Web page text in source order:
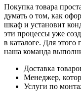
Покупка товара
думать о том, как
шкаф и установит
эти процессы уже
в каталоге. Для
наша команда
Доставка
Менеджер,
Услуги по